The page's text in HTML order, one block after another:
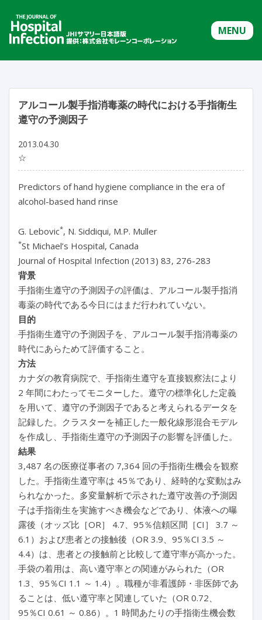
MENU
アルコール製手指消毒薬の時代における手指衛生
遵守の予測因子
2013.04.30
☆
Predictors of hand hygiene compliance in the era of
alcohol-based hand rinse
G. Lebovic*, N. Siddiqui, M.P. Muller
*St Michael’s Hospital, Canada
Journal of Hospital Infection (2013) 83, 276-283
背景
手指衛生遵守の予測因子の評価は、アルコール製手指消
毒薬の時代である今日にはまだ行われていない。
目的
手指衛生遵守の予測因子を、アルコール製手指消毒薬の
時代にあらためて評価すること。
方法
カナダの教育病院で、手指衛生遵守を直接観察法により
2 年間にわたってモニターした。遵守の標準化した定義
を用いて、遵守の予測因子であると考えられるデータを
記録した。クラスターを補正した一般化線形混合モデル
を作成し、手指衛生遵守の予測因子の影響を評価した。
結果
3,487 名の医療従事者の 7,364 回の手指衛生機会を観察
した。手指衛生遵守率は 45％であり、経時的な変動はみ
られなかった。多変量解析で示された遵守改善の予測因
子は手指衛生を実施すべき機会などであり、体液への曝
露後（オッズ比［OR］ 4.7、95％信頼区間［CI］ 3.7 ～
6.1）および患者との接触後（OR 3.9、95％CI 3.5 ～
4.4）は、患者との接触前と比較して遵守率が高かった。
手袋の着用は、高い遵守率との関連がみられた（OR
1.3、95％CI 1.1 ～ 1.4）。職種が非看護師・非医師であ
ることは、低い遵守率と関連していた（OR 0.72、
95％CI 0.61 ～ 0.86）。1 時間あたりの手指衛生機会数